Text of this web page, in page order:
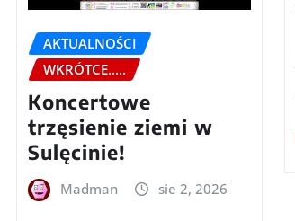
AKTUALNOŚCI
WKRÓTCE.....
Koncertowe
trzęsienie ziemi w
Sulęcinie!
Madman sie 2, 2026